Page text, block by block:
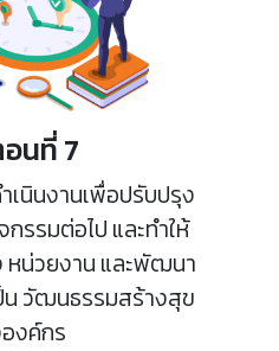
นที่ 7
นินงานเพื่อปรับปรุง
รรมต่อไป และทำให้
หน่วยงาน และพัฒนา
น วัฒนธรรมสร้างสุข
งค์กร